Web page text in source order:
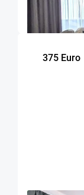
53
375 Euro